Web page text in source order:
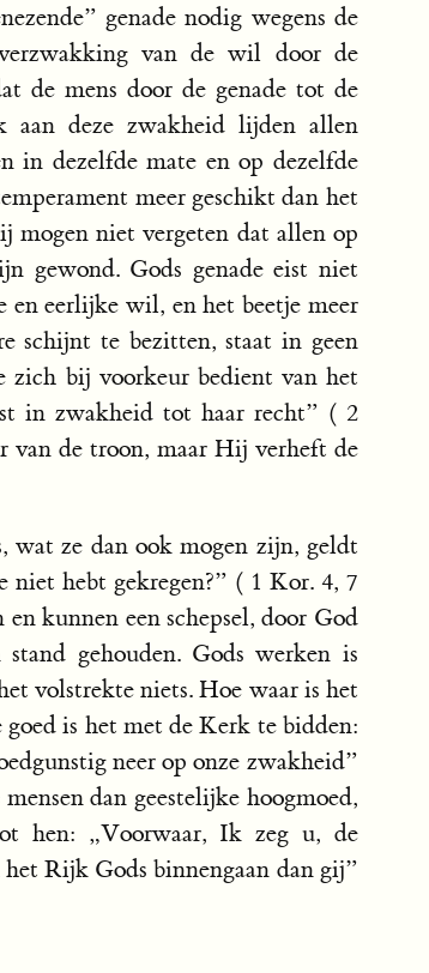
genade nodig wegens de
van de wil door de
de mens door de genade tot de
aan deze zwakheid lijden allen
in dezelfde mate en op dezelfde
meer geschikt dan het
mogen niet vergeten dat allen op
gewond. Gods genade eist niet
en eerlijke wil, en het beetje meer
schijnt te bezitten, staat in geen
zich bij voorkeur bedient van het
in zwakheid tot haar recht” ( 2
van de troon, maar Hij verheft de
wat ze dan ook mogen zijn, geldt
hebt gekregen?” ( 1 Kor. 4, 7
kunnen een schepsel, door God
gehouden. Gods werken is
volstrekte niets. Hoe waar is het
is het met de Kerk te bidden:
neer op onze zwakheid”
dan geestelijke hoogmoed,
hen: „Voorwaar, Ik zeg u, de
Rijk Gods binnengaan dan gij”